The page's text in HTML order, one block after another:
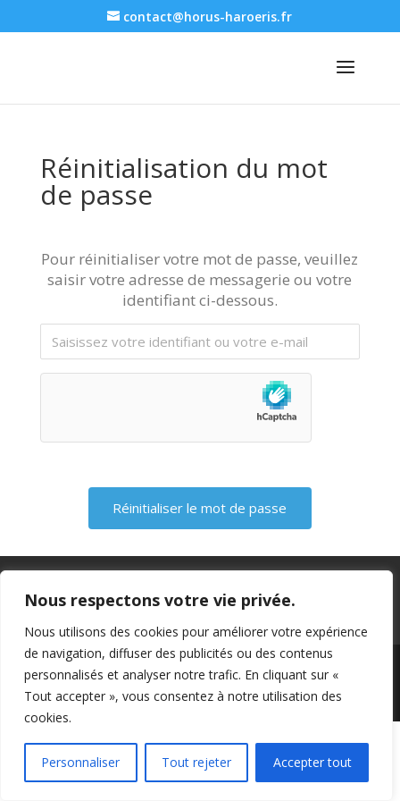
Nous respectons votre vie privée.
Nous utilisons des cookies pour améliorer votre expérience
de navigation, diffuser des publicités ou des contenus
personnalisés et analyser notre trafic. En cliquant sur «
Tout accepter », vous consentez à notre utilisation des
cookies.
Personnaliser Tout rejeter Accepter tout
contact@horus-haroeris.fr
Réinitialisation du mot
de passe
Pour réinitialiser votre mot de passe, veuillez
saisir votre adresse de messagerie ou votre
identifiant ci-dessous.
Conditions abonnement news letters
Conception et création Horus